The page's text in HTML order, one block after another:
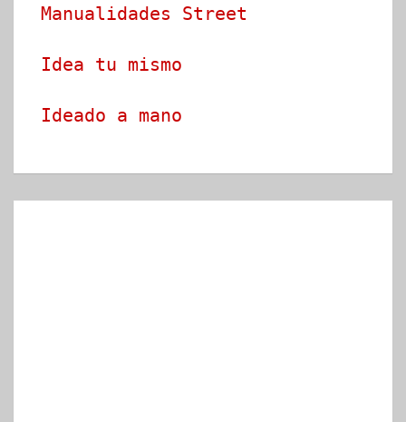
Manualidades Street
Idea tu mismo
Ideado a mano